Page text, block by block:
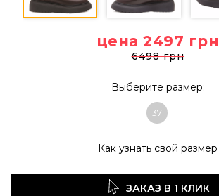
цена 2497 грн
6498 грн
Выберите размер:
37
Как узнать свой размер
ЗАКАЗ В 1 КЛИК